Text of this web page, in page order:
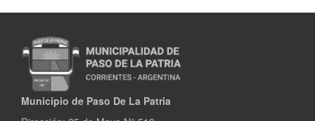
la
Municipio de Paso De La Patria